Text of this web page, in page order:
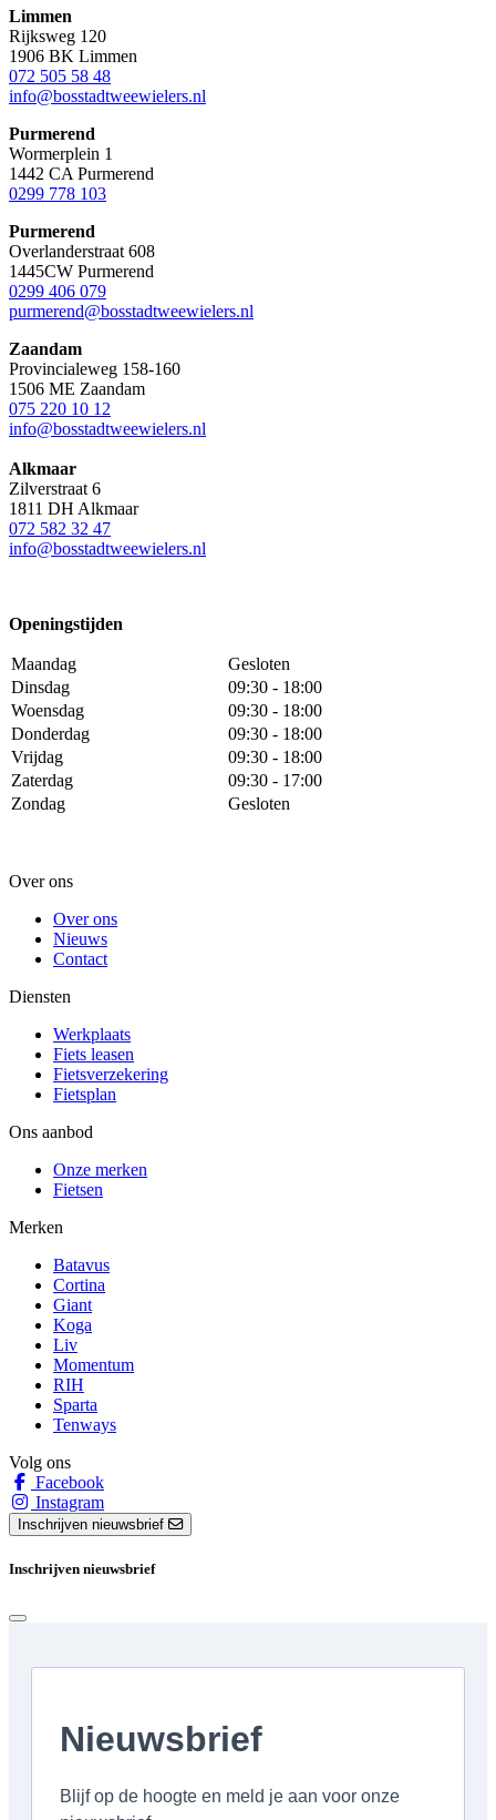
Limmen
Rijksweg 120
1906 BK Limmen
072 505 58 48
info@bosstadtweewielers.nl
Purmerend
Wormerplein 1
1442 CA Purmerend
0299 778 103
Purmerend
Overlanderstraat 608
1445CW Purmerend
0299 406 079
purmerend@bosstadtweewielers.nl
Zaandam
Provincialeweg 158-160
1506 ME Zaandam
075 220 10 12
info@bosstadtweewielers.nl
Alkmaar
Zilverstraat 6
1811 DH Alkmaar
072 582 32 47
info@bosstadtweewielers.nl
Openingstijden
Maandag
Gesloten
Dinsdag
09:30 - 18:00
Woensdag
09:30 - 18:00
Donderdag
09:30 - 18:00
Vrijdag
09:30 - 18:00
Zaterdag
09:30 - 17:00
Zondag
Gesloten
Over ons
Over ons
Nieuws
Contact
Diensten
Werkplaats
Fiets leasen
Fietsverzekering
Fietsplan
Ons aanbod
Onze merken
Fietsen
Merken
Batavus
Cortina
Giant
Koga
Liv
Momentum
RIH
Sparta
Tenways
Volg ons
Facebook
Instagram
Inschrijven nieuwsbrief
Inschrijven nieuwsbrief